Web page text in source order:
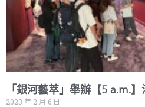
「銀河藝萃」舉辦【5 a.m.
2023 年 2 月 6 日